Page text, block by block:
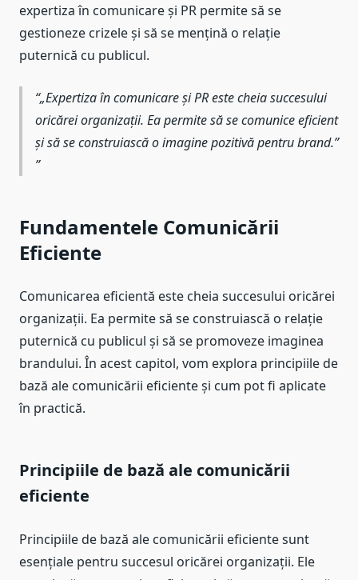
expertiza în comunicare și PR permite să se
gestioneze crizele și să se mențină o relație
puternică cu publicul.
„Expertiza în comunicare și PR este cheia succesului
oricărei organizații. Ea permite să se comunice eficient
și să se construiască o imagine pozitivă pentru brand.”
Fundamentele Comunicării
Eficiente
Comunicarea eficientă este cheia succesului oricărei
organizații. Ea permite să se construiască o relație
puternică cu publicul și să se promoveze imaginea
brandului. În acest capitol, vom explora principiile de
bază ale comunicării eficiente și cum pot fi aplicate
în practică.
Principiile de bază ale comunicării
eficiente
Principiile de bază ale comunicării eficiente sunt
esențiale pentru succesul oricărei organizații. Ele